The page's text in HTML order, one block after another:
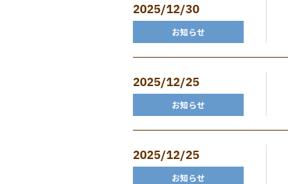
2025/12/30
お知らせ
2025/12/25
お知らせ
2025/12/25
お知らせ